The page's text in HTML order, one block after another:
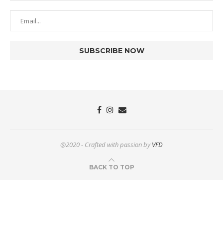
@2020 - Crafted with passion byVFD
BACK TO TOP